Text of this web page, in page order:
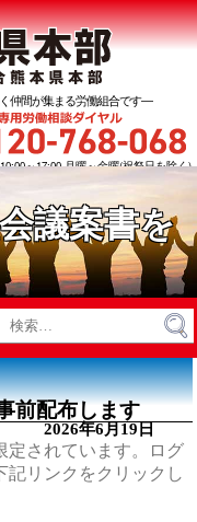
仲間が集まる労働組合です―
～17:00 月曜～金曜(祝祭日を除く)
議案書を
検
:
前配布します
2026年6月19日
定されています。ログ
記リンクをクリックし